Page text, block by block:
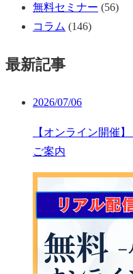
無料セミナー (56)
コラム (146)
最新記事
2026/07/06
【オンライン開催
ご案内